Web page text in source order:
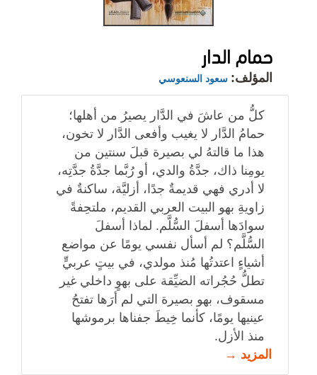
حمام الدار
المؤلف: سعود السنعوسي
كلُّ من عاشَ في الدَّار يصيرُ من أهلها؛
حمامُ الدَّار لا يغيب وأفعى الدَّار لا تخون،
هذا ما قالتهُ لي بصيرة قبلَ سنتين من
يومِنا ذاك، جدَّةُ والدي، أو رُبَّما جدَّةُ جدَّتِه،
لا أدري فهي قديمةٌ جدًا، أزليَّة، ساكنةٌ في
زاويةِ بهو البيت العربي القديم، ملتحِفةً
سوادَها أسفلَ السُّلَّم. لماذا أسفلَ
السُّلَّم؟ لم أسأل نفسي يومًا عن مواضع
أشياءٍ اعتدتُها مُنذ مولدي، في بيتٍ عربيٍّ
تطلُّ حُجُراته الضيِّقة على بهوٍ داخلي غير
مسقوف، بهو بصيرة التي لم أرَها تفتحُ
عينيها يومًا، كأنما خِيطَ جفناها برموشها
منذ الأزل.
المزيد →